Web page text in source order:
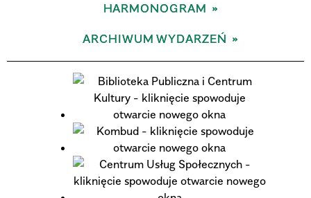
HARMONOGRAM
ARCHIWUM WYDARZEŃ